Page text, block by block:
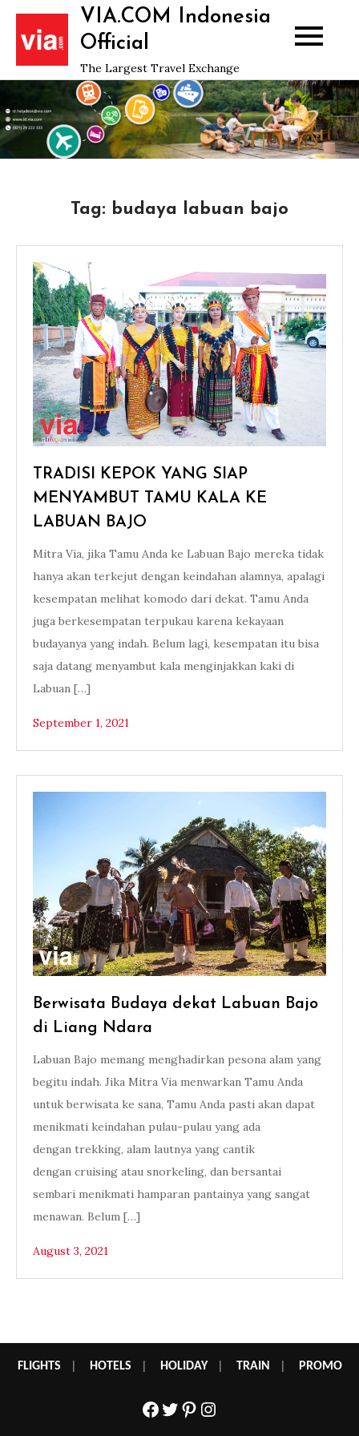
Skip
content
VIA.COM Indonesia
Official
The Largest Travel Exchange
Tag: budaya labuan bajo
TRADISI KEPOK YANG SIAP
MENYAMBUT TAMU KALA KE
LABUAN BAJO
Mitra Via, jika Tamu Anda ke Labuan Bajo mereka tidak
hanya akan terkejut dengan keindahan alamnya, apalagi
kesempatan melihat komodo dari dekat. Tamu Anda
juga berkesempatan terpukau karena kekayaan
budayanya yang indah. Belum lagi, kesempatan itu bisa
saja datang menyambut kala menginjakkan kaki di
Labuan […]
September 1, 2021
Berwisata Budaya dekat Labuan Bajo
di Liang Ndara
Labuan Bajo memang menghadirkan pesona alam yang
begitu indah. Jika Mitra Via menwarkan Tamu Anda
untuk berwisata ke sana, Tamu Anda pasti akan dapat
menikmati keindahan pulau-pulau yang ada
dengan trekking, alam lautnya yang cantik
dengan cruising atau snorkeling, dan bersantai
sembari menikmati hamparan pantainya yang sangat
menawan. Belum […]
August 3, 2021
FLIGHTS HOTELS HOLIDAY| TRAIN PROMO
Facebook
Twitter
Pinterest
Instagram